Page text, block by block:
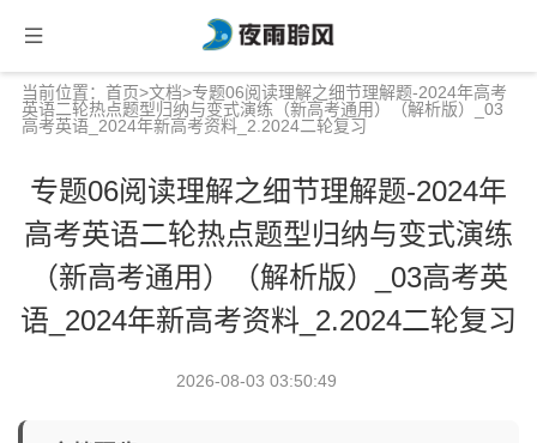
当前位置： 首页>文档>专题06阅读理解之细节理解题-2024年高考
英语二轮热点题型归纳与变式演练（新高考通用）（解析版）_03
高考英语_2024年新高考资料_2.2024二轮复习
专题06阅读理解之细节理解题-2024年
高考英语二轮热点题型归纳与变式演练
（新高考通用）（解析版）_03高考英
语_2024年新高考资料_2.2024二轮复习
2026-08-03 03:50:49